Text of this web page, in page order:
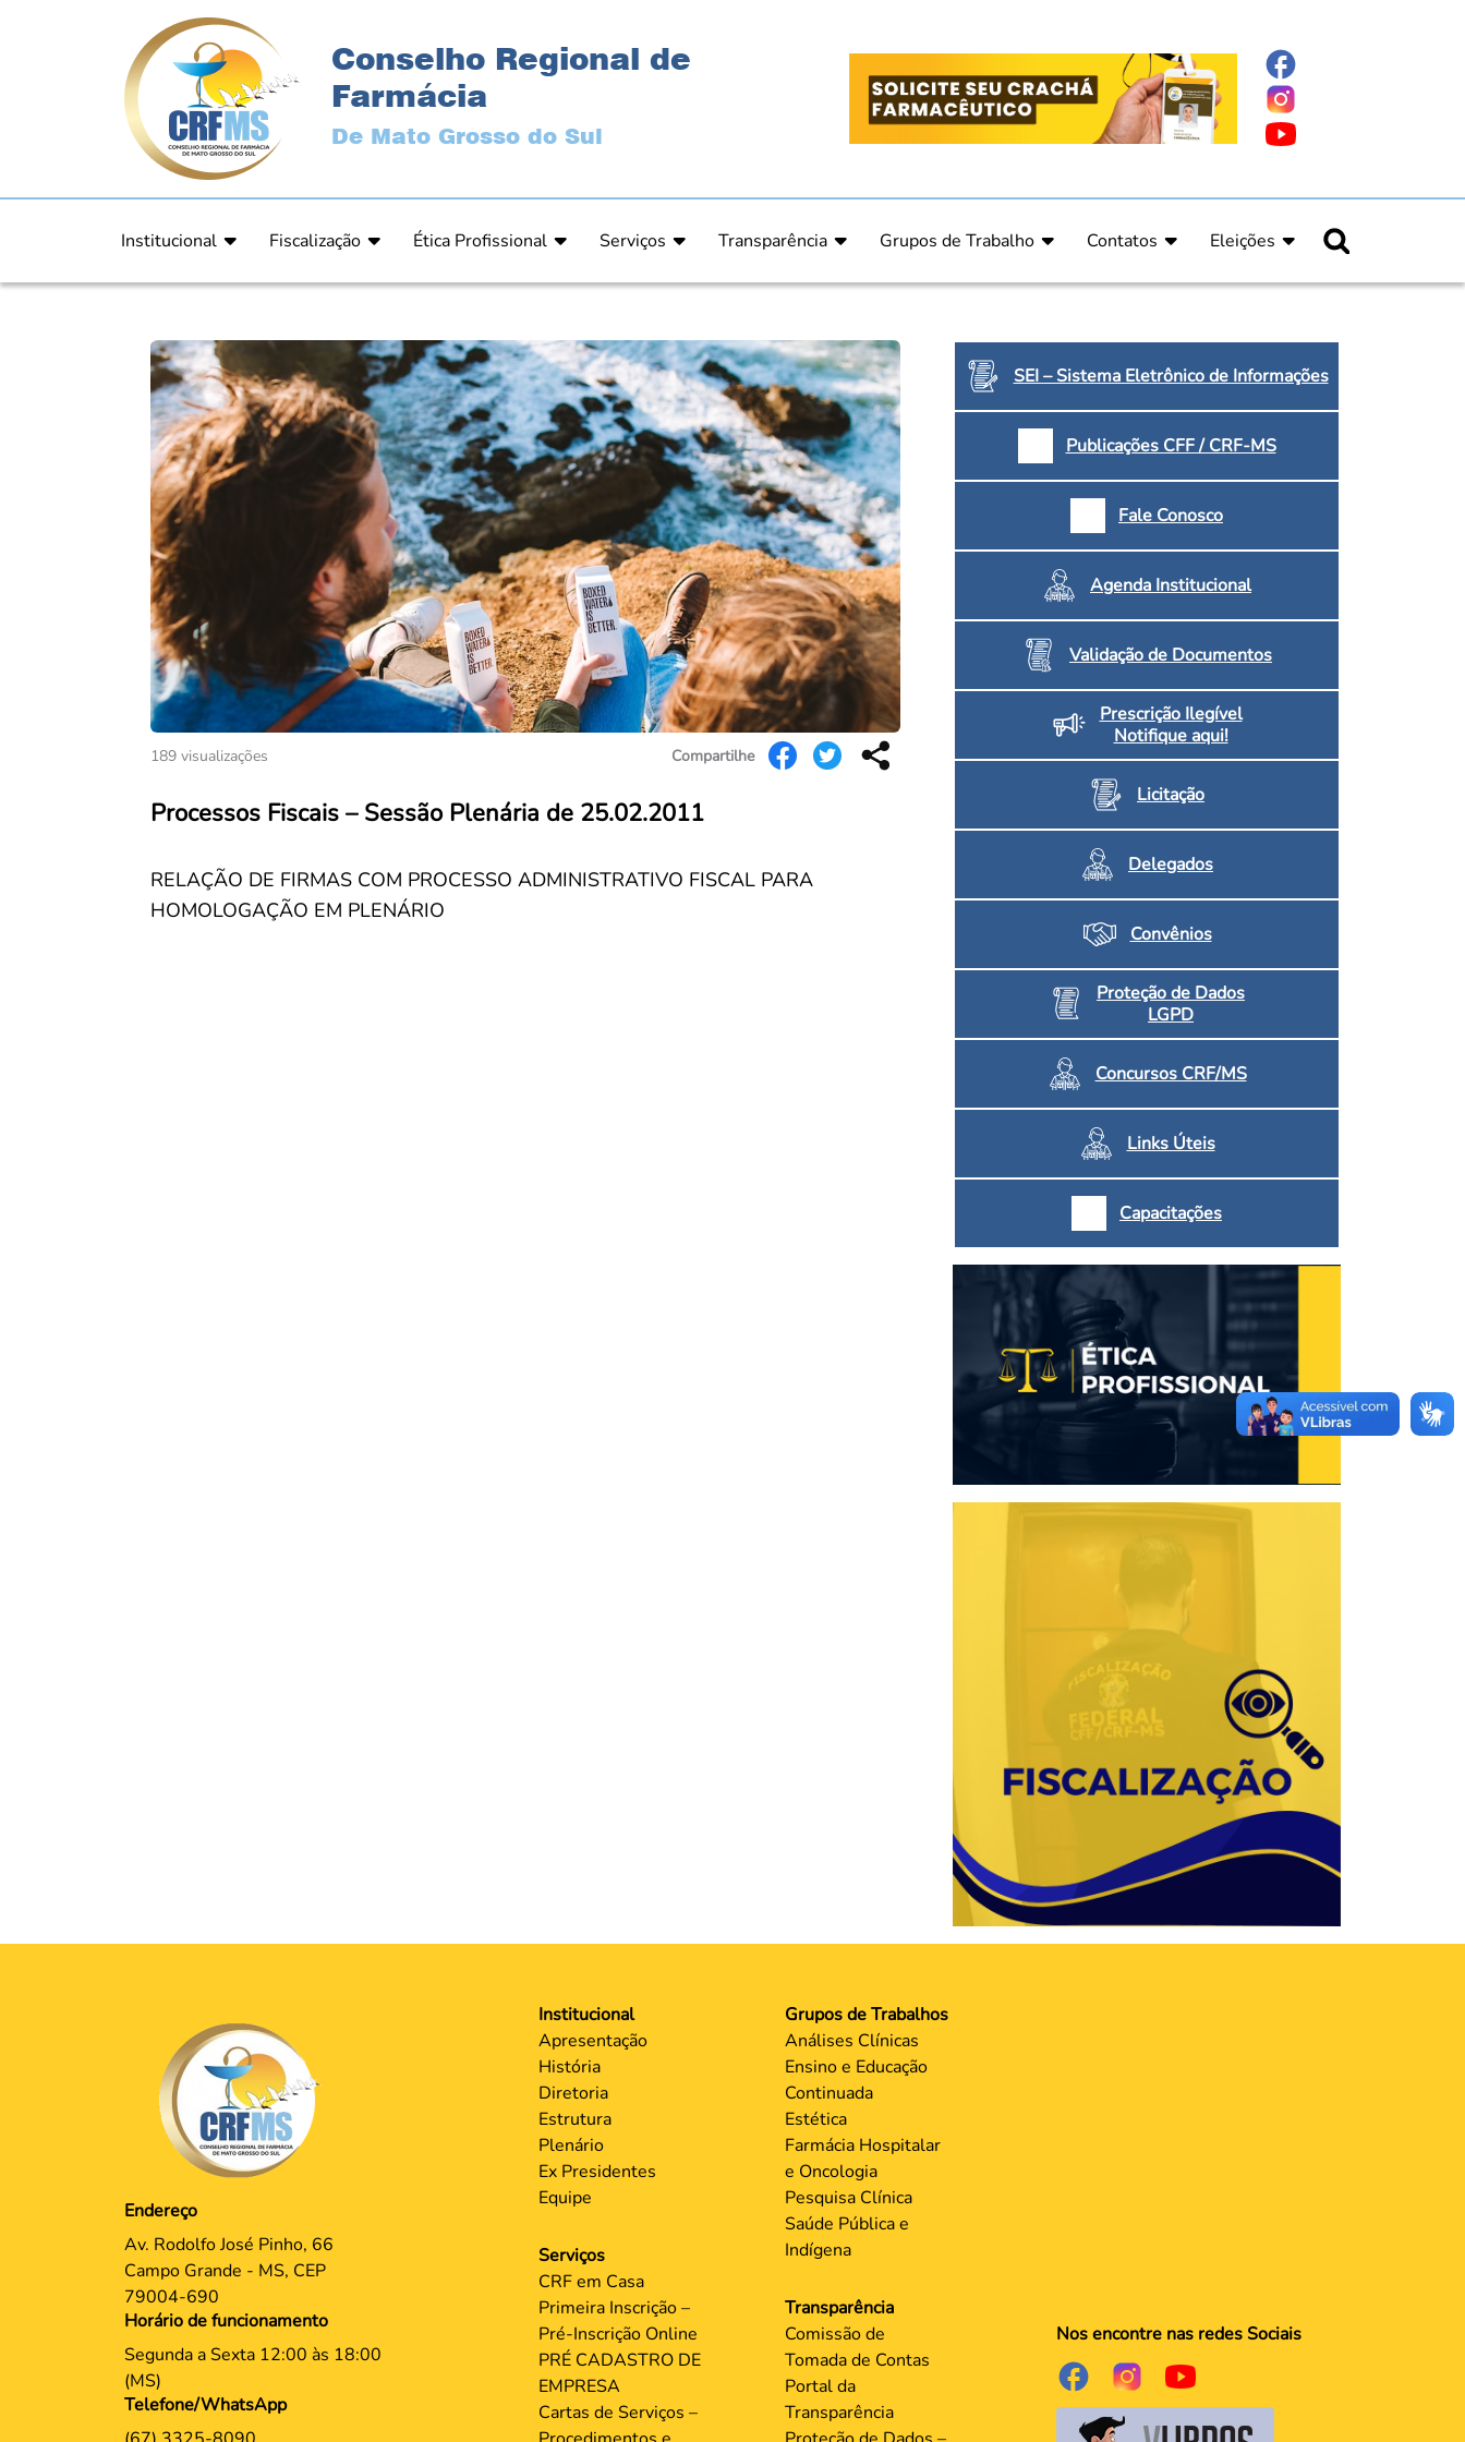
Conselho Regional de
Farmácia
De Mato Grosso do Sul
Institucional
Estrutura
Diretoria
Plenário
Ex Presidentes
Equipe
Fiscalização
Orientação
Processos Fiscais
Relatórios
Ética Profissional
Comunicado de Julgamento
Resultado de Julgamento / Acórdão
Relatório Comissão de Ética CRFMS
Serviços
Cartas de Serviços – Procedimentos e formulários
Prazos de Processos Secretaria
Orientações Técnicas
Ouvidoria
Dúvidas Frequentes
Convenção Coletiva 2025/2026 – Piso salarial Farmácias e Drogaria
Consulta de Farmacêuticos e Estabelecimentos Inscritos no CRF/MS
Transparência
Proteção de Dados – LGPD
Grupos de Trabalho
Estética
Farmácia Hospitalar e Oncologia
Pesquisa Clínica
Saúde Pública e Indígena
Contatos
Eleições
Candidatos
189 visualizações Compartilhe
Processos Fiscais – Sessão Plenária de 25.02.2011
RELAÇÃO DE FIRMAS COM PROCESSO ADMINISTRATIVO FISCAL PARA
HOMOLOGAÇÃO EM PLENÁRIO
SEI – Sistema Eletrônico de Informações
Publicações CFF / CRF-MS
Fale Conosco
Agenda Institucional
Validação de Documentos
Prescrição Ilegível
Notifique aqui!
Licitação
Delegados
Convênios
Proteção de Dados
LGPD
Concursos CRF/MS
Links Úteis
Capacitações
Endereço
Av. Rodolfo José Pinho, 66
Campo Grande - MS, CEP
79004-690
Horário de funcionamento
Segunda a Sexta 12:00 às 18:00
(MS)
Telefone/WhatsApp
Institucional
Apresentação
História
Diretoria
Estrutura
Plenário
Ex Presidentes
Equipe
Serviços
CRF em Casa
Primeira Inscrição –
Pré-Inscrição Online
PRÉ CADASTRO DE
EMPRESA
Cartas de Serviços –
Grupos de Trabalhos
Análises Clínicas
Ensino e Educação
Continuada
Estética
Farmácia Hospitalar
e Oncologia
Pesquisa Clínica
Saúde Pública e
Indígena
Transparência
Comissão de
Tomada de Contas
Portal da
Transparência
Nos encontre nas redes Sociais